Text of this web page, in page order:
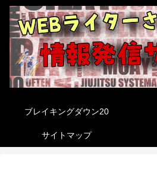
ブレイキングダウン20
サイトマップ